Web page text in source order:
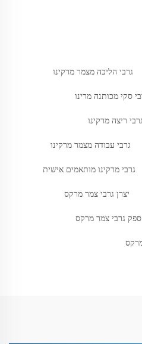
גרבי הליכה מצמר מרקינו
סקי מכותנה מרינו
גרבי ריצה מרקינו
גרבי עבודה מצמר מרקינו
גרבי מרקינו מותאמים אישית
יצרן גרבי צמר מרקס
ספק גרבי צמר מרקס